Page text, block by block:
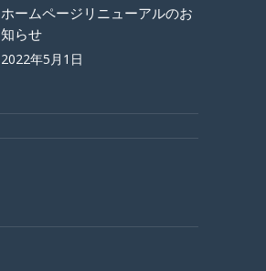
ホームページリニューアルのお
知らせ
2022年5月1日